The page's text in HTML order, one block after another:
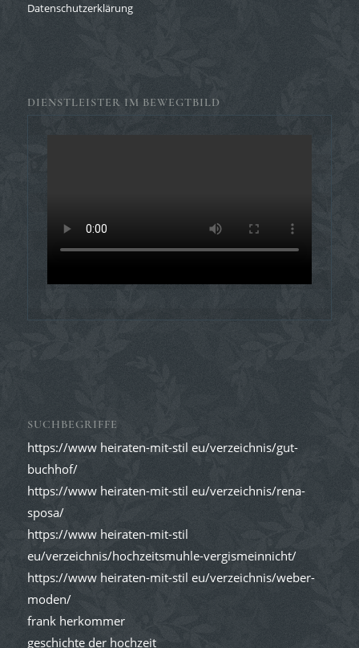
Datenschutzerklärung
DIENSTLEISTER IM BEWEGTBILD
SUCHBEGRIFFE
https://www heiraten-mit-stil eu/verzeichnis/gut-
buchhof/
https://www heiraten-mit-stil eu/verzeichnis/rena-
sposa/
https://www heiraten-mit-stil
eu/verzeichnis/hochzeitsmuhle-vergismeinnicht/
https://www heiraten-mit-stil eu/verzeichnis/weber-
moden/
frank herkommer
geschichte der hochzeit